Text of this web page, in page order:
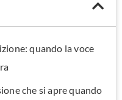
quando la voce
che si apre quando